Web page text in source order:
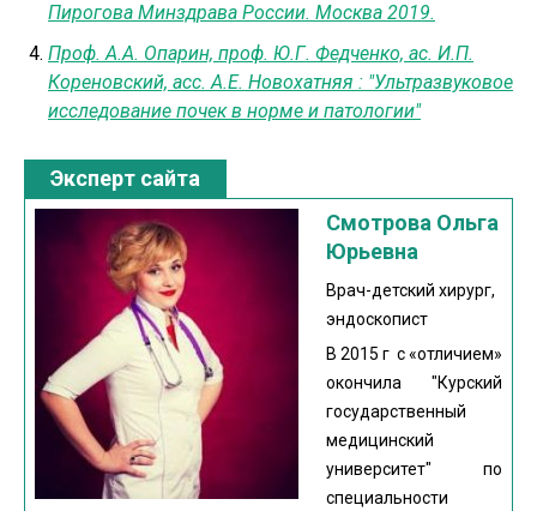
Пирогова Минздрава России. Москва 2019.
Проф. А.А. Опарин, проф. Ю.Г. Федченко, ас. И.П.
Кореновский, асс. А.Е. Новохатняя : "Ультразвуковое
исследование почек в норме и патологии"
Эксперт сайта
Смотрова Ольга
Юрьевна
Врач-детский хирург,
эндоскопист
В 2015 г с «отличием»
окончила "Курский
государственный
медицинский
университет" по
специальности